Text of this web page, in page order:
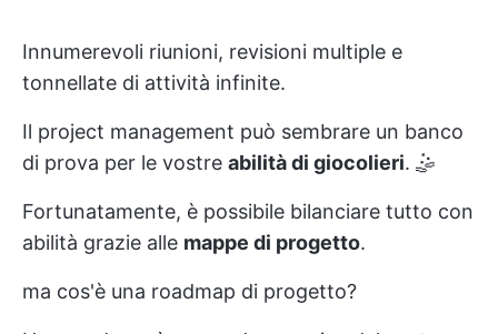
Innumerevoli riunioni, revisioni multiple e
tonnellate di attività infinite.
Il project management può sembrare un banco
di prova per le vostre abilità di giocolieri. 🤹
Fortunatamente, è possibile bilanciare tutto con
abilità grazie alle mappe di progetto.
ma cos'è una roadmap di progetto?